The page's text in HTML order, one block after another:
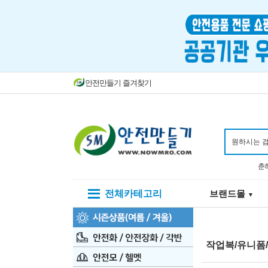
안전만들기 즐겨찾기
춘
전체카테고리 브랜드몰 ▼
작업복/유니폼